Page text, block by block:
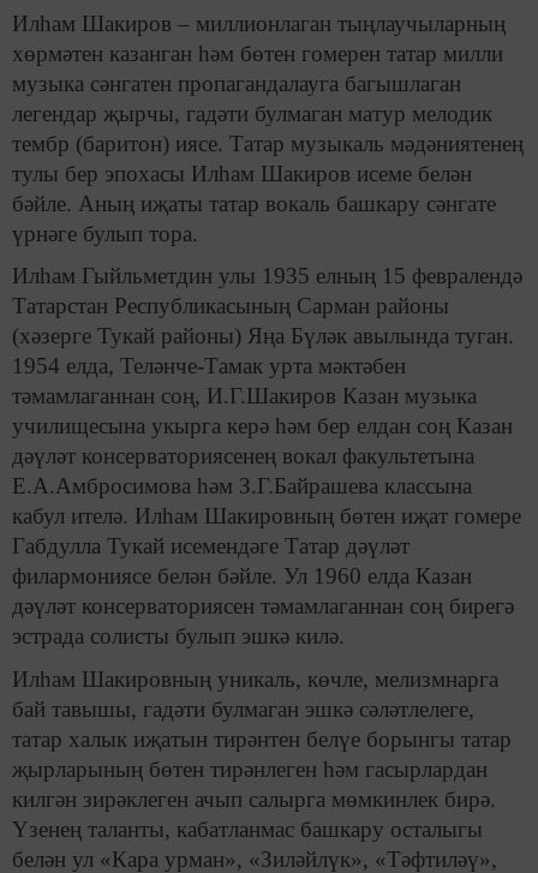
Илһам Шакиров – миллионлаган тыңлаучыларның
хөрмәтен казанган һәм бөтен гомерен татар милли
музыка сәнгатен пропагандалауга багышлаган
легендар җырчы, гадәти булмаган матур мелодик
тембр (баритон) иясе. Татар музыкаль мәдәниятенең
тулы бер эпохасы Илһам Шакиров исеме белән
бәйле. Аның иҗаты татар вокаль башкару сәнгате
үрнәге булып тора.
Илһам Гыйльметдин улы 1935 елның 15 февралендә
Татарстан Республикасының Сарман районы
(хәзерге Тукай районы) Яңа Бүләк авылында туган.
1954 елда, Теләнче-Тамак урта мәктәбен
тәмамлаганнан соң, И.Г.Шакиров Казан музыка
училищесына укырга керә һәм бер елдан соң Казан
дәүләт консерваториясенең вокал факультетына
Е.А.Амбросимова һәм З.Г.Байрашева классына
кабул ителә. Илһам Шакировның бөтен иҗат гомере
Габдулла Тукай исемендәге Татар дәүләт
филармониясе белән бәйле. Ул 1960 елда Казан
дәүләт консерваториясен тәмамлаганнан соң бирегә
эстрада солисты булып эшкә килә.
Илһам Шакировның уникаль, көчле, мелизмнарга
бай тавышы, гадәти булмаган эшкә сәләтлелеге,
татар халык иҗатын тирәнтен белүе борынгы татар
җырларының бөтен тирәнлеген һәм гасырлардан
килгән зирәклеген ачып салырга мөмкинлек бирә.
Үзенең таланты, кабатланмас башкару осталыгы
белән ул «Кара урман», «Зиләйлүк», «Тәфтиләү»,